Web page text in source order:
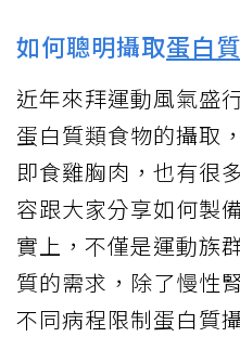
如何聰明攝取蛋白質
近年來拜運動風氣盛
蛋白質類食物的攝取
即食雞胸肉，也有很
容跟大家分享如何製
實上，不僅是運動族
質的需求，除了慢性
不同病程限制蛋白質